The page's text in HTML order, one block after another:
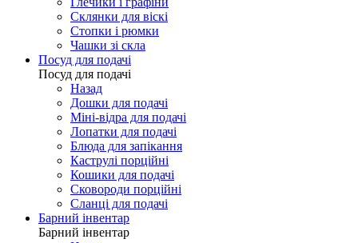
Склянки для віскі
Стопки і рюмки
Чашки зі скла
Посуд для подачі
Посуд для подачі
Назад
Дошки для подачі
Міні-відра для подачі
Лопатки для подачі
Блюда для запікання
Каструлі порційні
Кошики для подачі
Сковороди порційні
Сланці для подачі
Барний інвентар
Барний інвентар